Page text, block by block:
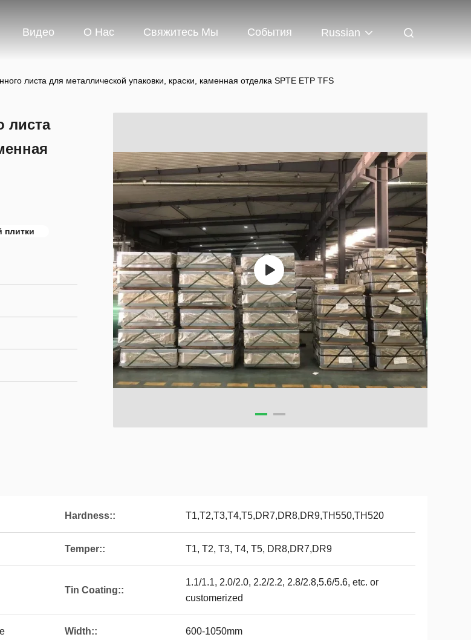
Видео О Нас Свяжитесь Мы События Russian
листа для металлической упаковки, краски, каменная отделка SPTE ETP TFS
листа
плитки
Hardness:: T1,T2,T3,T4,T5,DR7,DR8,DR9,TH550,TH520
Temper:: T1, T2, T3, T4, T5, DR8,DR7,DR9
Tin Coating::
1.1/1.1, 2.0/2.0, 2.2/2.2, 2.8/2.8,5.6/5.6, etc. or
customerized
Width:: 600-1050mm